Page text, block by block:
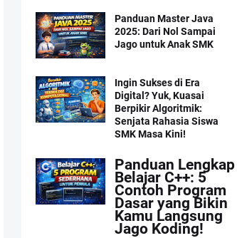
Panduan Master Java
2025: Dari Nol Sampai
Jago untuk Anak SMK
Ingin Sukses di Era
Digital? Yuk, Kuasai
Berpikir Algoritmik:
Senjata Rahasia Siswa
SMK Masa Kini!
Panduan Lengkap
Belajar C++: 5
Contoh Program
Dasar yang Bikin
Kamu Langsung
Jago Koding!